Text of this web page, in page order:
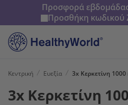
Προσφορά
Προσθήκη κωδικού
Κεντρική Ευεξία 3x Κερκετίνη 1000
3x Κερκετίνη